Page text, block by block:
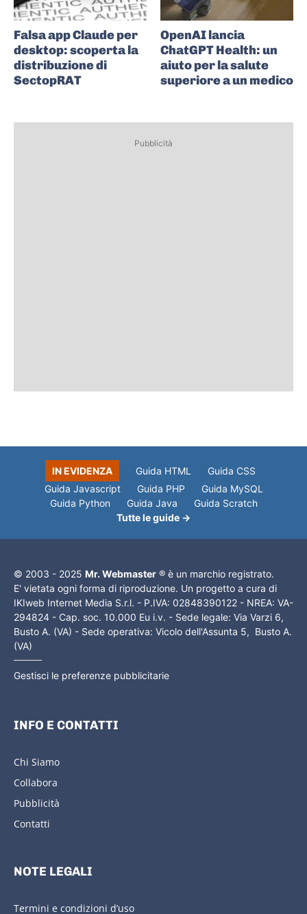
Falsa app Claude per
desktop: scoperta la
distribuzione di
SectopRAT
OpenAI lancia
ChatGPT Health: un
aiuto per la salute
superiore a un medico
Pubblicità
IN EVIDENZA Guida HTML
Guida CSS
Guida Javascript
Guida PHP
Guida MySQL
Guida Python
Guida Java
Guida Scratch
Tutte le guide →
© 2003 - 2025 Mr. Webmaster ® è un marchio registrato.
E' vietata ogni forma di riproduzione. Un progetto a cura di
IKIweb Internet Media S.r.l. - P.IVA: 02848390122 - NREA: VA-
294824 - Cap. soc. 10.000 Eu i.v. - Sede legale: Via Varzi 6,
Busto A. (VA) - Sede operativa: Vicolo dell'Assunta 5, Busto A.
(VA)
Gestisci le preferenze pubblicitarie
INFO E CONTATTI
Chi Siamo
Collabora
Pubblicità
Contatti
NOTE LEGALI
Termini e condizioni d’uso